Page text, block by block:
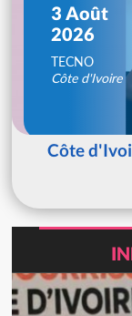
3 Août
2026
TECNO
Côte d'Ivoire
Côte